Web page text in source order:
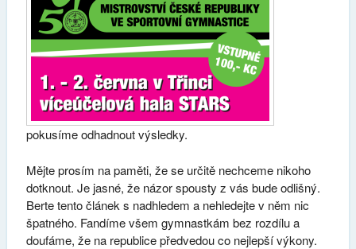
pokusíme odhadnout výsledky.
Mějte prosím na paměti, že se určitě nechceme nikoho
dotknout. Je jasné, že názor spousty z vás bude odlišný.
Berte tento článek s nadhledem a nehledejte v něm nic
špatného. Fandíme všem gymnastkám bez rozdílu a
doufáme, že na republice předvedou co nejlepší výkony.